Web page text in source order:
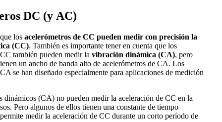
DC (y AC)
los acelerómetros de CC pueden medir con precisión la
(CC). También es importante tener en cuenta que los
también pueden medir la vibración dinámica (CA), pero
un ancho de banda alto de acelerómetros de CA. Los
se han diseñado especialmente para aplicaciones de medición
dinámicos (CA) no pueden medir la aceleración de CC en la
Pero algunos de ellos tienen una constante de tiempo
medir la aceleración de CC durante un corto período de